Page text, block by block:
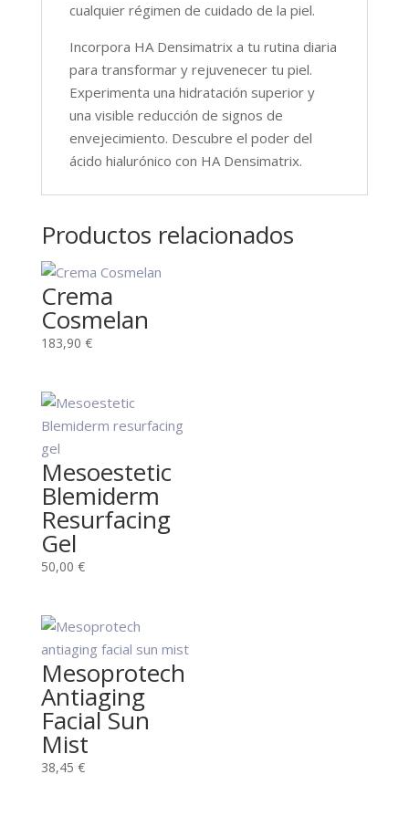
cualquier régimen de cuidado de la piel.
Incorpora HA Densimatrix a tu rutina diaria
para transformar y rejuvenecer tu piel.
Experimenta una hidratación superior y
una visible reducción de signos de
envejecimiento. Descubre el poder del
ácido hialurónico con HA Densimatrix.
Productos relacionados
Crema
Cosmelan
183,90 €
Mesoestetic
Blemiderm
Resurfacing
Gel
50,00 €
Mesoprotech
Antiaging
Facial Sun
Mist
38,45 €